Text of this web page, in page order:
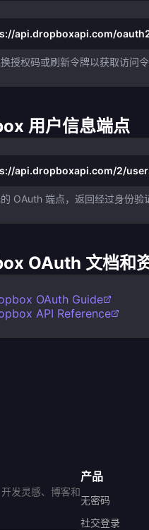
api.dropboxapi.com/
授权码或刷新令牌以获取访问
用户信息端点
api.dropboxapi.com/2/
OAuth 端点，返回经过身份验
OAuth 文档和
OAuth Guide
API Reference
发灵感、博客和
产品
无密码
社交登录